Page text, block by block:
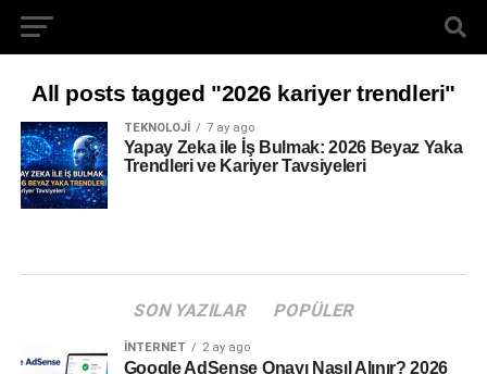
All posts tagged "2026 kariyer trendleri"
TEKNOLOJI 7 ay ago
Yapay Zeka ile İş Bulmak: 2026 Beyaz Yaka
Trendleri ve Kariyer Tavsiyeleri
SON YAZILAR POPÜLER
İNTERNET 2 ay ago
Google AdSense Onayı Nasıl Alınır? 2026